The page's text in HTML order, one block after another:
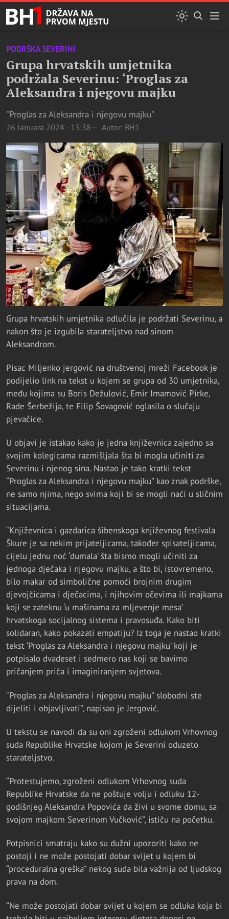
PODRŠKA SEVERINI
Grupa hrvatskih umjetnika
podržala Severinu: ‘Proglas za
Aleksandra i njegovu majku
"Proglas za Aleksandra i njegovu majku"
26 Januara 2024 - 13:38 Autor: BH1
Grupa hrvatskih umjetnika odlučila je podržati Severinu, a
nakon što je izgubila starateljstvo nad sinom
Aleksandrom.
Pisac Miljenko jergović na društvenoj mreži Facebook je
podijelio link na tekst u kojem se grupa od 30 umjetnika,
među kojima su Boris Dežulović, Emir Imamović Pirke,
Rade Šerbežija, te Filip Šovagović oglasila o slučaju
pjevačice.
U objavi je istakao kako je jedna književnica zajedno sa
svojim kolegicama razmišljala šta bi mogla učiniti za
Severinu i njenog sina. Nastao je tako kratki tekst
“Proglas za Aleksandra i njegovu majku” kao znak podrške,
ne samo njima, nego svima koji bi se mogli naći u sličnim
situacijama.
“Književnica i gazdarica šibenskoga književnog festivala
Škure je sa nekim prijateljicama, također spisateljicama,
cijelu jednu noć ‘dumala’ šta bismo mogli učiniti za
jednoga dječaka i njegovu majku, a što bi, istovremeno,
bilo makar od simbolične pomoći brojnim drugim
djevojčicama i dječacima, i njihovim očevima ili majkama
koji se zateknu ‘u mašinama za mljevenje mesa’
hrvatskoga socijalnog sistema i pravosuđa. Kako biti
solidaran, kako pokazati empatiju? Iz toga je nastao kratki
tekst ‘Proglas za Aleksandra i njegovu majku’ koji je
potpisalo dvadeset i sedmero nas koji se bavimo
pričanjem priča i imaginiranjem svjetova.
“Proglas za Aleksandra i njegovu majku” slobodni ste
dijeliti i objavljivati”, napisao je Jergović.
U tekstu se navodi da su oni zgroženi odlukom Vrhovnog
suda Republike Hrvatske kojom je Severini oduzeto
starateljstvo.
“Protestujemo, zgroženi odlukom Vrhovnog suda
Republike Hrvatske da ne poštuje volju i odluku 12-
godišnjeg Aleksandra Popovića da živi u svome domu, sa
svojom majkom Severinom Vučković”, ističu na početku.
Potpisnici smatraju kako su dužni upozoriti kako ne
postoji i ne može postojati dobar svijet u kojem bi
“proceduralna greška” nekog suda bila važnija od ljudskog
prava na dom.
“Ne može postojati dobar svijet u kojem se odluka koja bi